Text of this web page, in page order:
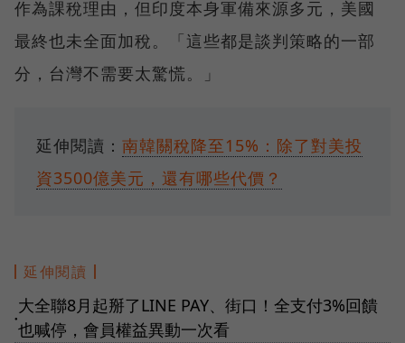
作為課稅理由，但印度本身軍備來源多元，美國
最終也未全面加稅。「這些都是談判策略的一部
分，台灣不需要太驚慌。」
延伸閱讀： 南韓關稅降至15%：除了對美投
資3500億美元，還有哪些代價？
延伸閱讀
●
大全聯8月起掰了LINE PAY、街口！全支付3%回饋
也喊停，會員權益異動一次看